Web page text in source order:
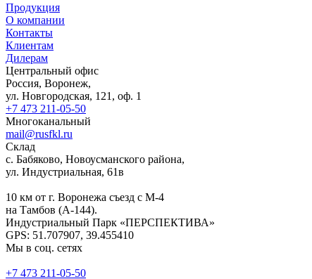
Продукция
О компании
Контакты
Клиентам
Дилерам
Центральный офис
Россия, Воронеж,
ул. Новгородская, 121, оф. 1
+7 473 211-05-50
Многоканальный
mail@rusfkl.ru
Склад
с. Бабяково, Новоусманского района,
ул. Индустриальная, 61в
10 км от г. Воронежа съезд с М-4
на Тамбов (А-144).
Индустриальный Парк «ПЕРСПЕКТИВА»
GPS: 51.707907, 39.455410
Мы в соц. сетях
+7 473 211-05-50